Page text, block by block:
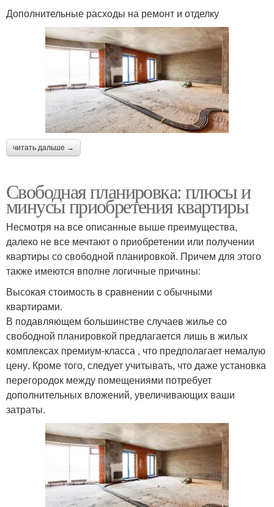
Дополнительные расходы на ремонт и отделку
читать дальше →
Свободная планировка: плюсы и
минусы приобретения квартиры
Несмотря на все описанные выше преимущества,
далеко не все мечтают о приобретении или получении
квартиры со свободной планировкой. Причем для этого
также имеются вполне логичные причины:
Высокая стоимость в сравнении с обычными
квартирами.
В подавляющем большинстве случаев жилье со
свободной планировкой предлагается лишь в жилых
комплексах премиум-класса , что предполагает немалую
цену. Кроме того, следует учитывать, что даже установка
перегородок между помещениями потребует
дополнительных вложений, увеличивающих ваши
затраты.